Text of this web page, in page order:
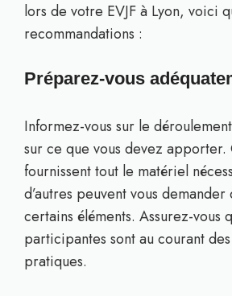
lors de votre EVJF à Lyon, voici
recommandations :
Préparez-vous
Informez-vous sur le
sur ce que vous devez apporter.
fournissent tout le matériel
d’autres peuvent vous demander
certains éléments. Assurez-vous
participantes sont au courant
pratiques.